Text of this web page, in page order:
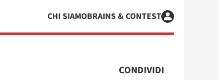
CHI SIAMOBRAINS & CONTEST
CONDIVIDI